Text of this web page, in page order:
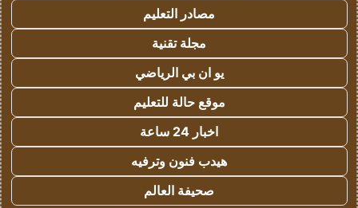
مصادر التعليم
مجلة تقنية
يو ان بي الرياضي
موقع حالة للتعليم
اخبار 24 ساعة
هيدب فنون وترفيه
صحيفة العالم